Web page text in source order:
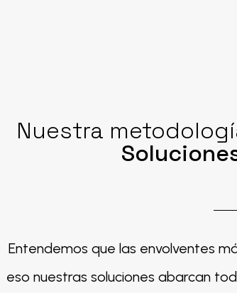
Nuestra
Entendemos que las envolventes
eso nuestras soluciones abarcan